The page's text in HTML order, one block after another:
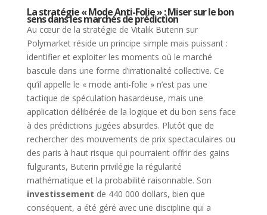
La stratégie « Mode Anti-Folie » : Miser sur le bon
sens dans les marchés de prédiction
Au cœur de la stratégie de Vitalik Buterin sur
Polymarket réside un principe simple mais puissant :
identifier et exploiter les moments où le marché
bascule dans une forme d’irrationalité collective. Ce
qu’il appelle le « mode anti-folie » n’est pas une
tactique de spéculation hasardeuse, mais une
application délibérée de la logique et du bon sens face
à des prédictions jugées absurdes. Plutôt que de
rechercher des mouvements de prix spectaculaires ou
des paris à haut risque qui pourraient offrir des gains
fulgurants, Buterin privilégie la régularité
mathématique et la probabilité raisonnable. Son
investissement de 440 000 dollars, bien que
conséquent, a été géré avec une discipline qui a